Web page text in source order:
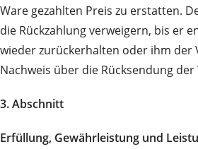
Ware gezahlten Preis zu erstatten.
die Rückzahlung verweigern, bis er
wieder zurückerhalten oder ihm der
Nachweis über die Rücksendung
3. Abschnitt
Erfüllung, Gewährleistung und